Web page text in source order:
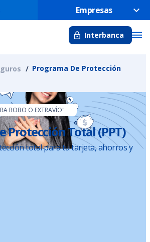
Empresas
Interbanca
Programa De Protección
ROBO O EXTRAVÍO"
Protección Total (PPT)
total para tu tarjeta, ahorros y